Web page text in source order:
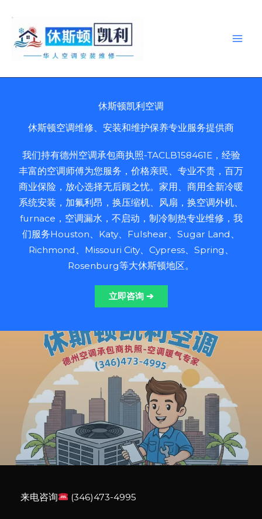
休斯顿凯利空调
休斯顿空调维修、安装和维护保养专业服务提供商
我们持有德州空调承包商执照-TACLB158461E，经验
丰富的空调师傅为您服务，价格亲民、专业不贵，百万
商业保险，放心选择无后顾之忧。家用、商用全新冷暖
系统安装，加氟利昂，换压缩机、风扇，换空调外机、
furnace，空调漏水，不启动，制冷制热专业维修，我
们服务Houston、Katy、Fulshear、Sugar Land、
Richmond、Missouri City、Cypress、Spring、
Rosenburg等大休斯顿地区。
立即咨询 ➔
来电咨询 (346)473-4995